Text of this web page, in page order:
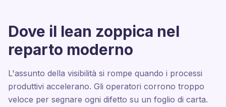
Dove il lean zoppica nel
reparto moderno
L'assunto della visibilità si rompe quando i processi
produttivi accelerano. Gli operatori corrono troppo
veloce per segnare ogni difetto su un foglio di carta.